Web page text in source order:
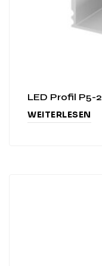
LED Profil P5-2
WEITERLESEN